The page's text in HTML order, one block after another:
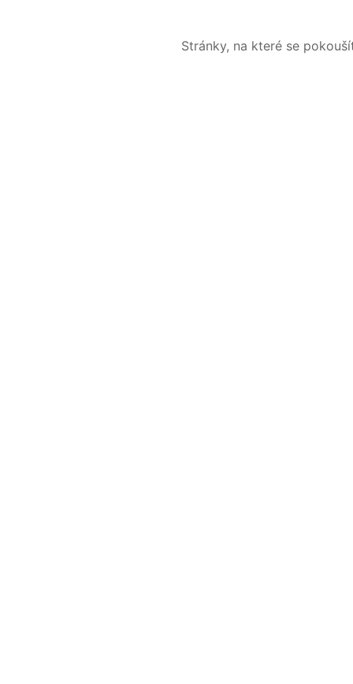
Stránky, na které se